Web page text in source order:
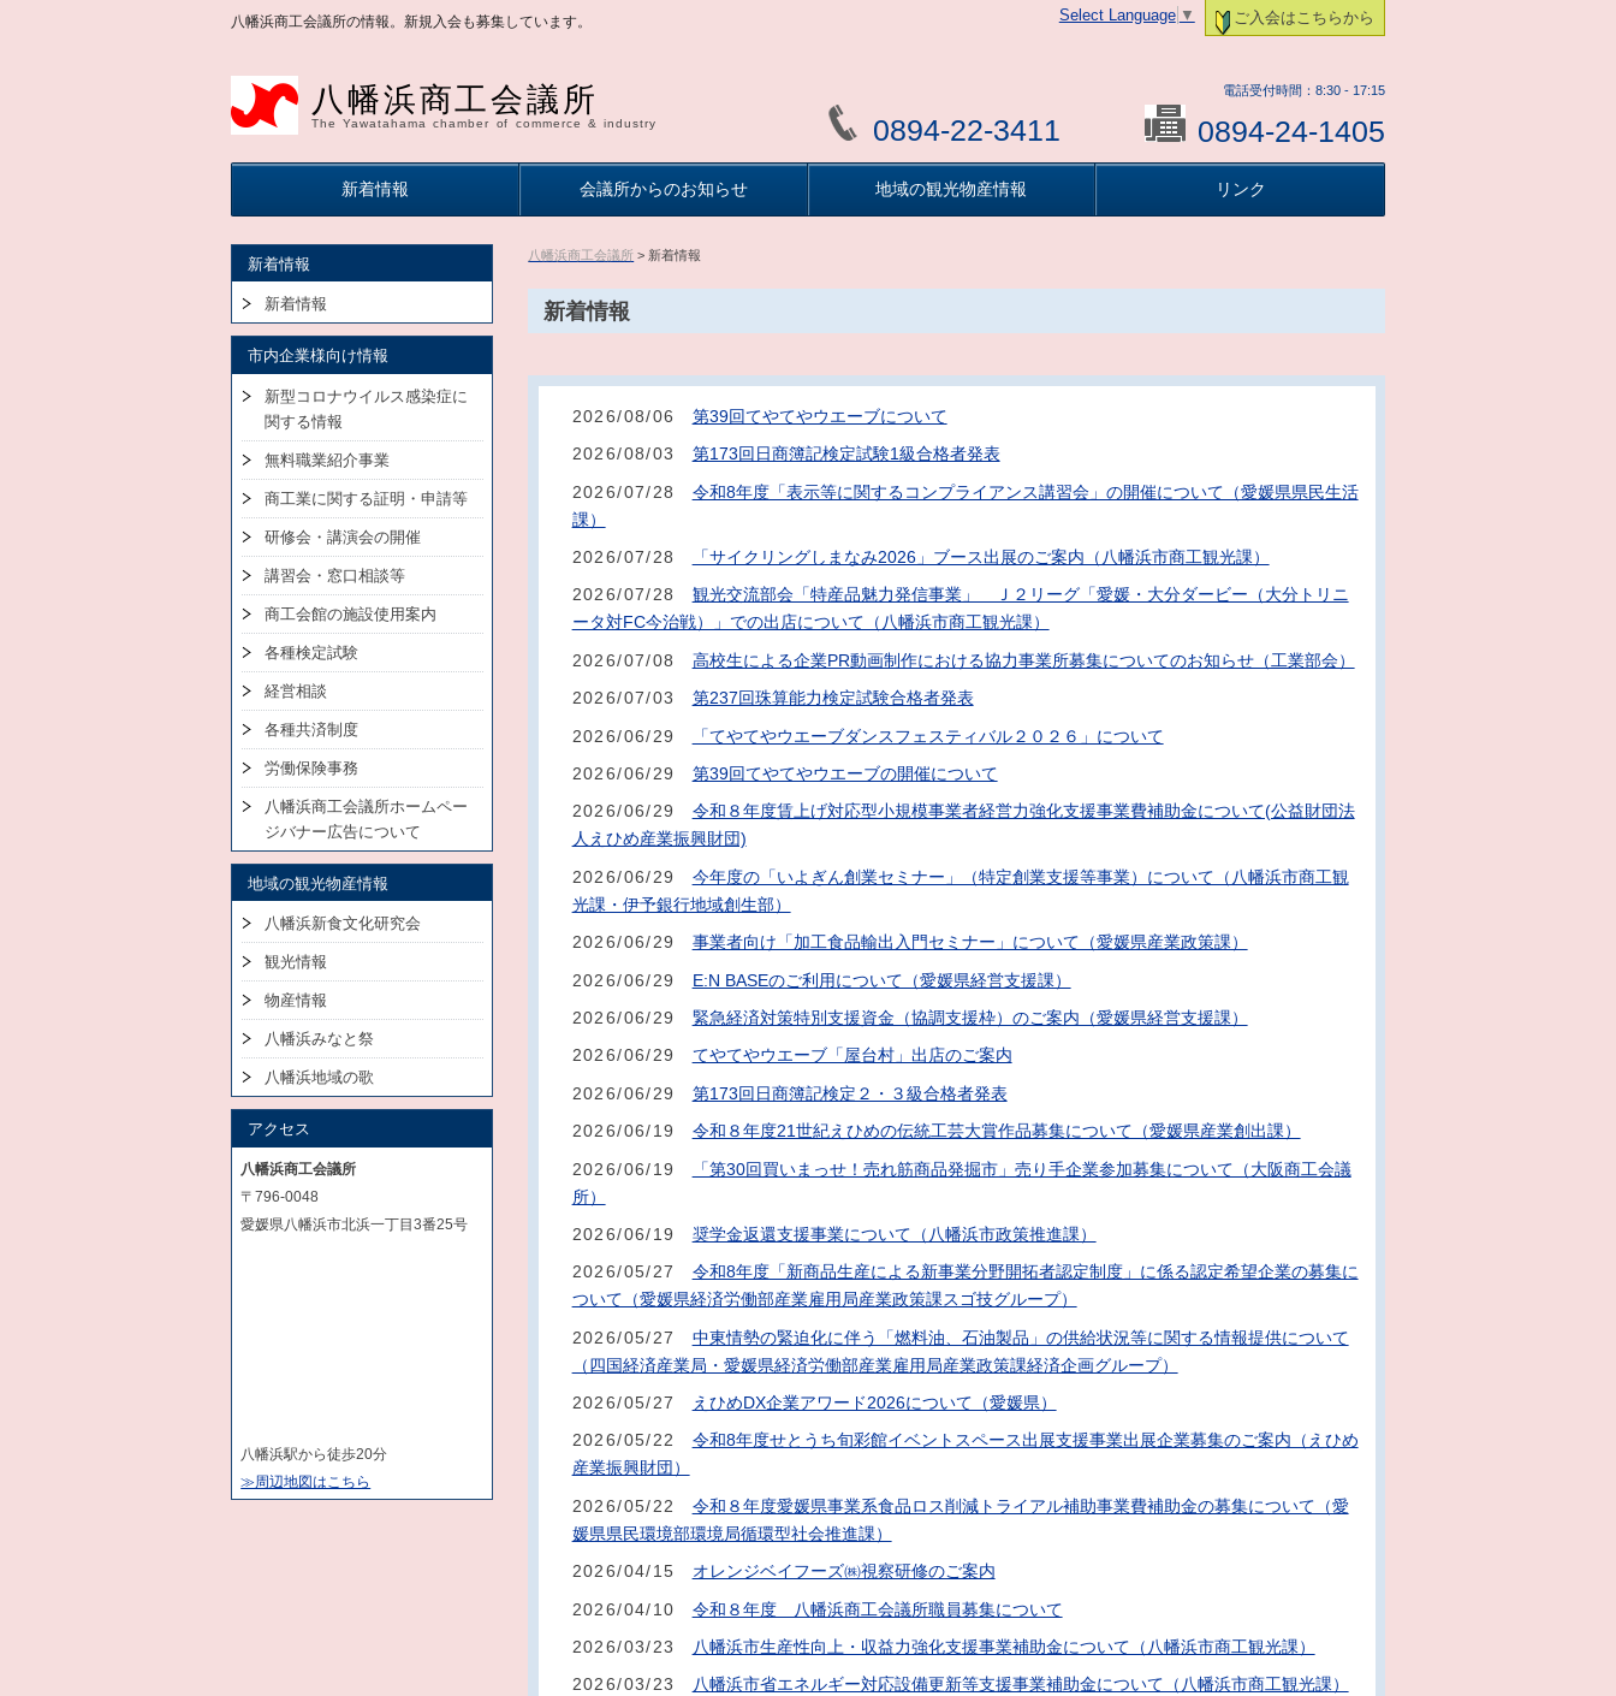
八幡浜商工会議所の情報。新規入会も募集しています。 ご入会はこちらから
Select Language ▼
八幡浜商工会議所
The Yawatahama chamber of commerce & industry
電話受付時間：8:30 - 17:15
0894-22-3411 0894-24-1405
新着情報 会議所からのお知らせ 地域の観光物産情報 リンク
八幡浜商工会議所 > 新着情報
新着情報
2026/08/06
第39回てやてやウエーブについて
2026/08/03
第173回日商簿記検定試験1級合格者発表
2026/07/28
令和8年度「表示等に関するコンプライアンス講習会」の開催について（愛媛県県民生活
課）
2026/07/28
「サイクリングしまなみ2026」ブース出展のご案内（八幡浜市商工観光課）
2026/07/28
観光交流部会「特産品魅力発信事業」＿Ｊ２リーグ「愛媛・大分ダービー（大分トリニ
ータ対FC今治戦）」での出店について（八幡浜市商工観光課）
2026/07/08
高校生による企業PR動画制作における協力事業所募集についてのお知らせ（工業部会）
2026/07/03
第237回珠算能力検定試験合格者発表
2026/06/29
「てやてやウエーブダンスフェスティバル２０２６」について
2026/06/29
第39回てやてやウエーブの開催について
2026/06/29
令和８年度賃上げ対応型小規模事業者経営力強化支援事業費補助金について(公益財団法
人えひめ産業振興財団)
2026/06/29
今年度の「いよぎん創業セミナー」（特定創業支援等事業）について（八幡浜市商工観
光課・伊予銀行地域創生部）
2026/06/29
事業者向け「加工食品輸出入門セミナー」について（愛媛県産業政策課）
2026/06/29
E:N BASEのご利用について（愛媛県経営支援課）
2026/06/29
緊急経済対策特別支援資金（協調支援枠）のご案内（愛媛県経営支援課）
2026/06/29
てやてやウエーブ「屋台村」出店のご案内
2026/06/29
第173回日商簿記検定２・３級合格者発表
2026/06/19
令和８年度21世紀えひめの伝統工芸大賞作品募集について（愛媛県産業創出課）
2026/06/19
「第30回買いまっせ！売れ筋商品発掘市」売り手企業参加募集について（大阪商工会議
所）
2026/06/19
奨学金返還支援事業について（八幡浜市政策推進課）
2026/05/27
令和8年度「新商品生産による新事業分野開拓者認定制度」に係る認定希望企業の募集に
ついて（愛媛県経済労働部産業雇用局産業政策課スゴ技グループ）
2026/05/27
中東情勢の緊迫化に伴う「燃料油、石油製品」の供給状況等に関する情報提供について
（四国経済産業局・愛媛県経済労働部産業雇用局産業政策課経済企画グループ）
2026/05/27
えひめDX企業アワード2026について（愛媛県）
2026/05/22
令和8年度せとうち旬彩館イベントスペース出展支援事業出展企業募集のご案内（えひめ
産業振興財団）
2026/05/22
令和８年度愛媛県事業系食品ロス削減トライアル補助事業費補助金の募集について（愛
媛県県民環境部環境局循環型社会推進課）
2026/04/15
オレンジベイフーズ㈱視察研修のご案内
2026/04/10
令和８年度 八幡浜商工会議所職員募集について
2026/03/23
八幡浜市生産性向上・収益力強化支援事業補助金について（八幡浜市商工観光課）
2026/03/23
八幡浜市省エネルギー対応設備更新等支援事業補助金について（八幡浜市商工観光課）
新着情報
新着情報
市内企業様向け情報
新型コロナウイルス感染症に
関する情報
無料職業紹介事業
商工業に関する証明・申請等
研修会・講演会の開催
講習会・窓口相談等
商工会館の施設使用案内
各種検定試験
経営相談
各種共済制度
労働保険事務
八幡浜商工会議所ホームペー
ジバナー広告について
地域の観光物産情報
八幡浜新食文化研究会
観光情報
物産情報
八幡浜みなと祭
八幡浜地域の歌
アクセス
八幡浜商工会議所
〒796-0048
愛媛県八幡浜市北浜一丁目3番25号
八幡浜駅から徒歩20分
≫周辺地図はこちら